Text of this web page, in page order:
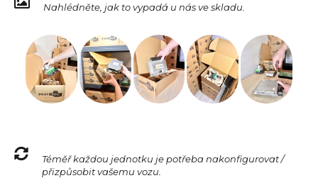
Nahlédněte, jak to vypadá u nás ve skladu.
Téměř každou jednotku je potřeba nakonfigurovat /
přizpůsobit vašemu vozu.